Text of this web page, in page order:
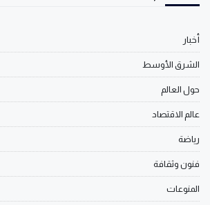
أخبار
الشرق الأوسط
حول العالم
عالم الاقتصاد
رياضة
فنون وثقافة
المنوعات